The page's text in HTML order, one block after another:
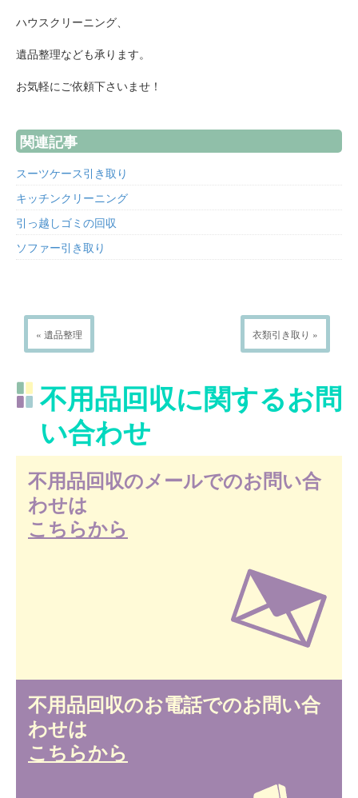
ハウスクリーニング、
遺品整理なども承ります。
お気軽にご依頼下さいませ！
関連記事
スーツケース引き取り
キッチンクリーニング
引っ越しゴミの回収
ソファー引き取り
« 遺品整理 衣類引き取り »
不用品回収に関するお問
い合わせ
不用品回収のメールでのお問い合
わせは
こちらから
不用品回収のお電話でのお問い合
わせは
こちらから